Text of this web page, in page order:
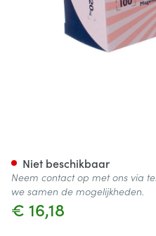
€ 16,18
Niet beschikbaar
Neem contact op met ons via
we samen de mogelijkheden.